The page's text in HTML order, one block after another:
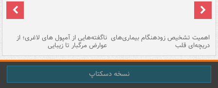
اهمیت تشخیص زودهنگام بیماری‌های
دریچه‌ای قلب
ناگفته‌هایی از آمپول های لاغری؛ از
عوارض مرگبار تا زیبایی
نسخه دسکتاپ